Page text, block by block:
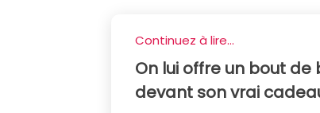
Continuez à lire...
On lui offre un bout
devant son vrai